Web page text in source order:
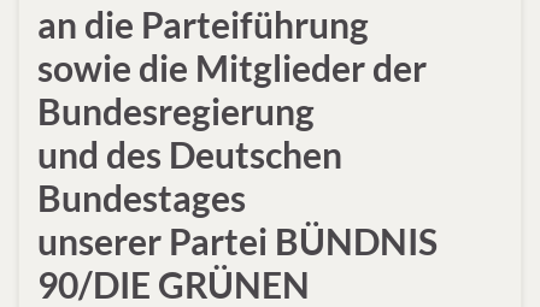
an die Parteiführung
sowie die Mitglieder der
Bundesregierung
und des Deutschen
Bundestages
unserer Partei BÜNDNIS
90/DIE GRÜNEN